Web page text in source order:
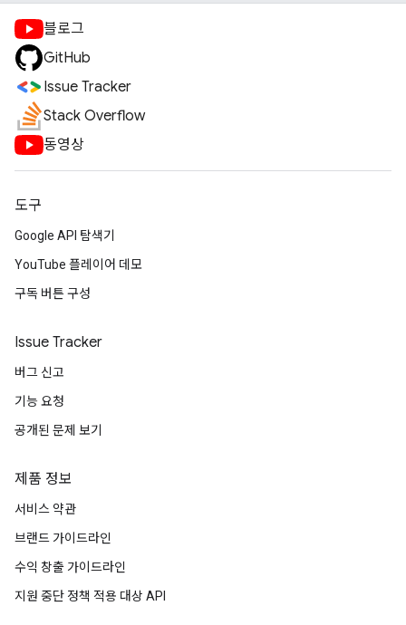
블로그
GitHub
Issue Tracker
Stack Overflow
동영상
도구
Google API 탐색기
YouTube 플레이어 데모
구독 버튼 구성
Issue Tracker
버그 신고
기능 요청
공개된 문제 보기
제품 정보
서비스 약관
브랜드 가이드라인
수익 창출 가이드라인
지원 중단 정책 적용 대상 API